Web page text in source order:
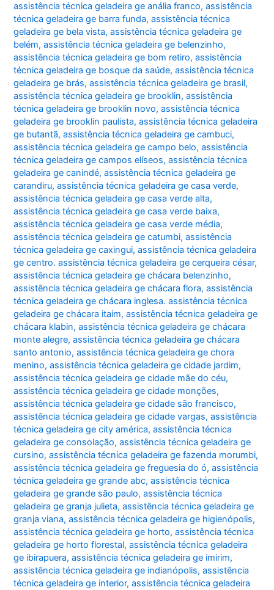
assistência técnica geladeira ge anália franco,assistência
técnica geladeira ge barra funda,assistência técnica
geladeira ge bela vista,assistência técnica geladeira ge
belém,assistência técnica geladeira ge belenzinho,
assistência técnica geladeira ge bom retiro,assistência
técnica geladeira ge bosque da saúde,assistência técnica
geladeira ge brás,assistência técnica geladeira ge brasil,
assistência técnica geladeira ge brooklin,assistência
técnica geladeira ge brooklin novo,assistência técnica
geladeira ge brooklin paulista,assistência técnica geladeira
ge butantã,assistência técnica geladeira ge cambuci,
assistência técnica geladeira ge campo belo,assistência
técnica geladeira ge campos elíseos,assistência técnica
geladeira ge canindé,assistência técnica geladeira ge
carandiru,assistência técnica geladeira ge casa verde,
assistência técnica geladeira ge casa verde alta,
assistência técnica geladeira ge casa verde baixa,
assistência técnica geladeira ge casa verde média,
assistência técnica geladeira ge catumbi,assistência
técnica geladeira ge caxingui,assistência técnica geladeira
ge centro. assistência técnica geladeira ge cerqueira césar,
assistência técnica geladeira ge chácara belenzinho,
assistência técnica geladeira ge chácara flora,assistência
técnica geladeira ge chácara inglesa. assistência técnica
geladeira ge chácara itaim,assistência técnica geladeira ge
chácara klabin,assistência técnica geladeira ge chácara
monte alegre,assistência técnica geladeira ge chácara
santo antonio,assistência técnica geladeira ge chora
menino,assistência técnica geladeira ge cidade jardim,
assistência técnica geladeira ge cidade mãe do céu,
assistência técnica geladeira ge cidade monções,
assistência técnica geladeira ge cidade são francisco,
assistência técnica geladeira ge cidade vargas,assistência
técnica geladeira ge city américa,assistência técnica
geladeira ge consolação,assistência técnica geladeira ge
cursino,assistência técnica geladeira ge fazenda morumbi,
assistência técnica geladeira ge freguesia do ó,assistência
técnica geladeira ge grande abc,assistência técnica
geladeira ge grande são paulo,assistência técnica
geladeira ge granja julieta,assistência técnica geladeira ge
granja viana,assistência técnica geladeira ge higienópolis,
assistência técnica geladeira ge horto,assistência técnica
geladeira ge horto florestal,assistência técnica geladeira
ge ibirapuera,assistência técnica geladeira ge imirim,
assistência técnica geladeira ge indianópolis,assistência
técnica geladeira ge interior,assistência técnica geladeira